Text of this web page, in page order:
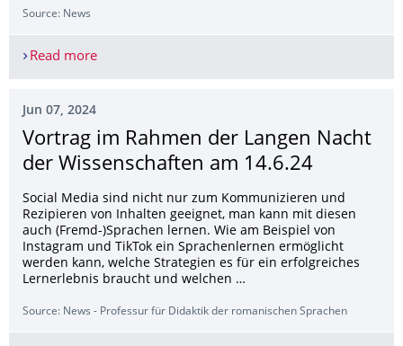
Source: News
Read moreZweites Dossier der Rubrik "Sprache und
Jun 07, 2024
Vortrag im Rahmen der Langen Nacht
der Wissenschaften am 14.6.24
Social Media sind nicht nur zum Kommunizieren und
Rezipieren von Inhalten geeignet, man kann mit diesen
auch (Fremd-)Sprachen lernen. Wie am Beispiel von
Instagram und TikTok ein Sprachenlernen ermöglicht
werden kann, welche Strategien es für ein erfolgreiches
Lernerlebnis braucht und welchen …
Source: News - Professur für Didaktik der romanischen Sprachen